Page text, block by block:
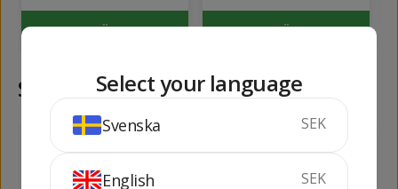
KÖP KÖP
Samma kategori
656kr 204 kr
Select your language
Svenska SEK
English SEK